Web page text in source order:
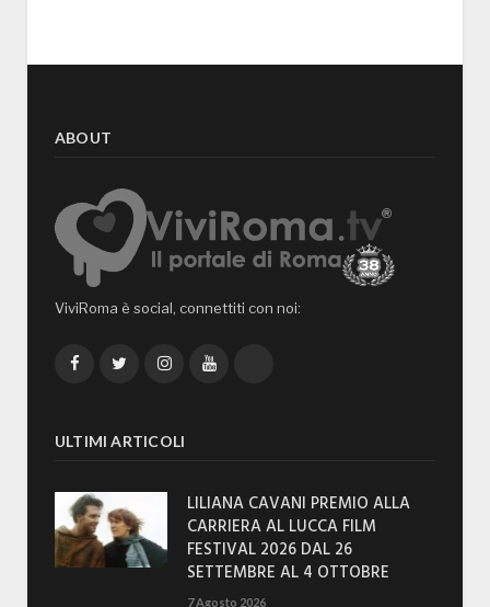
ABOUT
ViviRoma è social, connettiti con noi:
FacebookTwitterInstagramYouTube
ULTIMI ARTICOLI
LILIANA CAVANI PREMIO ALLA
CARRIERA AL LUCCA FILM
FESTIVAL 2026 DAL 26
SETTEMBRE AL 4 OTTOBRE
7 Agosto 2026